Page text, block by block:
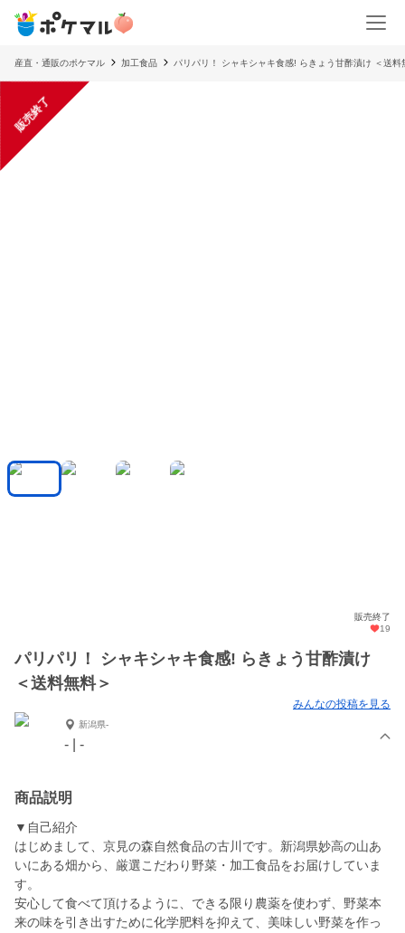
産直・通販のポケマル 加工食品 パリパリ！ シャキシャキ食感! らきょう甘酢漬け ＜送料
販売終了
販売終了
19
パリパリ！ シャキシャキ食感! らきょう甘酢漬け
＜送料無料＞
みんなの投稿を見る
新潟県-
- | -
商品説明
▼自己紹介
はじめまして、京見の森自然食品の古川です。新潟県妙高の山あ
いにある畑から、厳選こだわり野菜・加工食品をお届けしていま
す。
安心して食べて頂けるように、できる限り農薬を使わず、野菜本
来の味を引き出すために化学肥料を抑えて、美味しい野菜を作っ